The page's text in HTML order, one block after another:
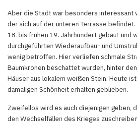
Aber die Stadt war besonders interessant
der sich auf der unteren Terrasse
18. bis frühen 19. Jahrhundert gebaut und
durchgeführten Wiederaufbau- und
wenig betroffen. Hier verliefen schmale
Baumkronen beschattet wurden, hinter
Häuser aus lokalem weißen Stein. Heute
damaligen Schönheit erhalten geblieben.
Zweifellos wird es auch diejenigen geben,
den Wechselfällen des Krieges